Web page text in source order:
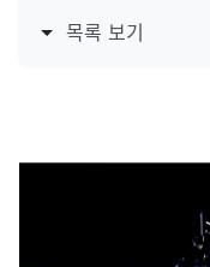
목록 보기